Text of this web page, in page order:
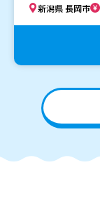
新潟県 長岡市